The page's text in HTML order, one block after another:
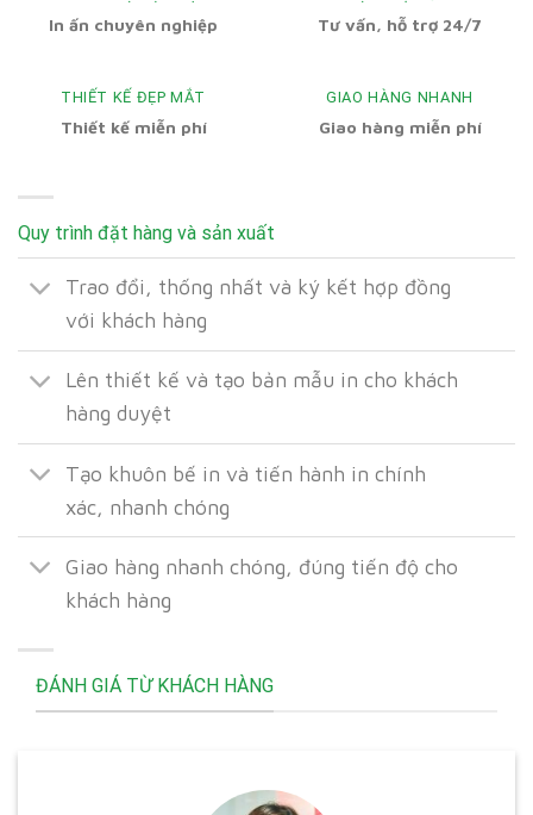
In ấn chuyên nghiệp Tư vấn, hỗ trợ 24/7
THIẾT KẾ ĐẸP MẮT
Thiết kế miễn phí
GIAO HÀNG NHANH
Giao hàng miễn phí
Quy trình đặt hàng và sản xuất
Trao đổi, thống nhất và ký kết hợp đồng
với khách hàng
Lên thiết kế và tạo bản mẫu in cho khách
hàng duyệt
Tạo khuôn bế in và tiến hành in chính
xác, nhanh chóng
Giao hàng nhanh chóng, đúng tiến độ cho
khách hàng
ĐÁNH GIÁ TỪ KHÁCH HÀNG